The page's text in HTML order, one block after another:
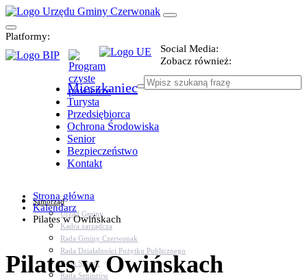
Platformy:
Social Media:
Zobacz również:
Mieszkaniec
Turysta
Przedsiębiorca
Ochrona Środowiska
Senior
Bezpieczeństwo
Kontakt
Samorząd
Urząd Gminy
Kadra zarządcza
Rada Gminy Czerwonak
Rada Działalności Pożytku Publicznego
Rada Sportu
Rada Seniorów
Strona główna
Kalendarz
Pilates w Owińskach
Pilates w Owińskach